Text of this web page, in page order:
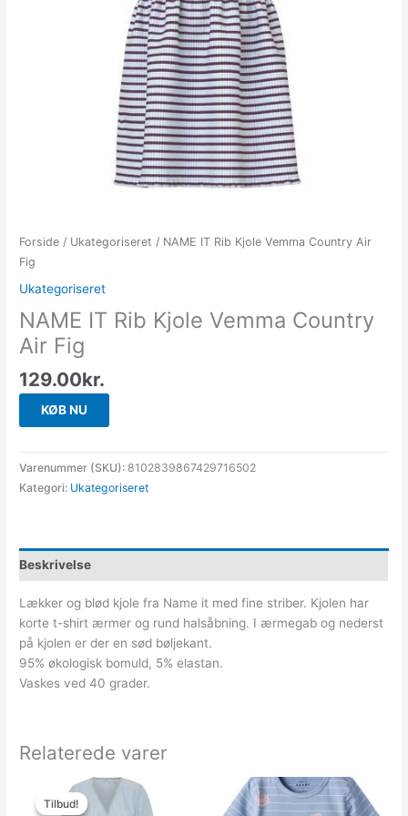
Forside / Ukategoriseret / NAME IT Rib Kjole Vemma Country Air
Fig
Ukategoriseret
NAME IT Rib Kjole Vemma Country
Air Fig
129.00kr.
KØB NU
Varenummer (SKU):8102839867429716502
Kategori: Ukategoriseret
Beskrivelse
Lækker og blød kjole fra Name it med fine striber. Kjolen har
korte t-shirt ærmer og rund halsåbning. I ærmegab og nederst
på kjolen er der en sød bøljekant.
95% økologisk bomuld, 5% elastan.
Vaskes ved 40 grader.
Relaterede varer
Tilbud!
Tilbud!
Den
oprindelige
pris
Den
aktuelle